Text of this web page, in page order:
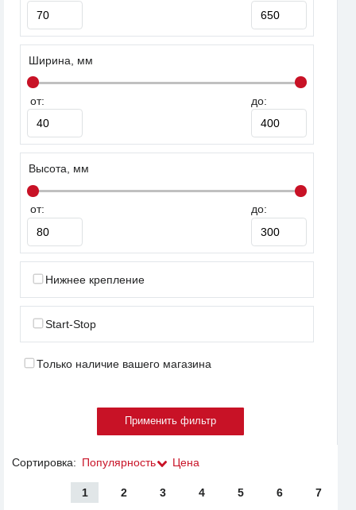
Ширина, мм
от: до:
Высота, мм
от: до:
Нижнее крепление
Start-Stop
Только наличие вашего магазина
Сортировка: Популярность Цена
1 2 3 4 5 6 7